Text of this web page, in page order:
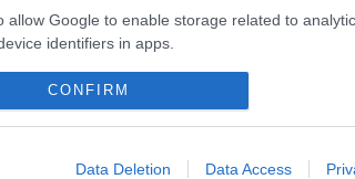
allow Google to enable storage related to
identifiers in apps.
allow Google to enable storage related to
allow Google to enable storage related to
CONFIRM
Data Deletion Data Access
szakembere